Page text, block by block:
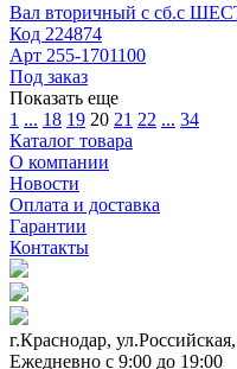
Вал вторичный с сб.с
Код 224874
Арт 255-1701100
Под заказ
Показать еще
1 ... 18 19 20 21 22 ... 34
Каталог товара
О компании
Новости
Оплата и доставка
Гарантии
Контакты
г.Краснодар,
Ежедневно c 9:00 до 19:00